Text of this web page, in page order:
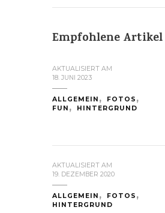
Empfohlene Artikel
AKTUALISIERT AM
18. JUNI 2023
ALLGEMEIN
FOTOS
FUN
HINTERGRUND
AKTUALISIERT AM
19. DEZEMBER 2020
ALLGEMEIN
FOTOS
HINTERGRUND